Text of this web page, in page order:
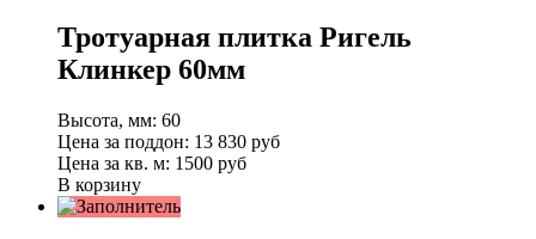
Тротуарная плитка Ригель
Клинкер 60мм
Высота, мм: 60
Цена за поддон: 13 830 руб
Цена за кв. м: 1500 руб
В корзину